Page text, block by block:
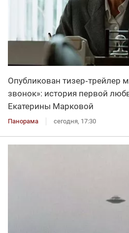
Опубликован тизер‑трейлер
звонок»: история первой
Екатерины Марковой
Панорама сегодня, 17:30